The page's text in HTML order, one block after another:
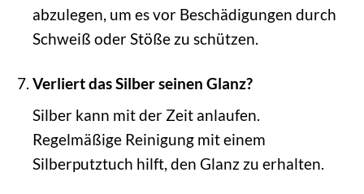
abzulegen, um es vor Beschädigungen durch
Schweiß oder Stöße zu schützen.
Verliert das Silber seinen Glanz?
Silber kann mit der Zeit anlaufen.
Regelmäßige Reinigung mit einem
Silberputztuch hilft, den Glanz zu erhalten.